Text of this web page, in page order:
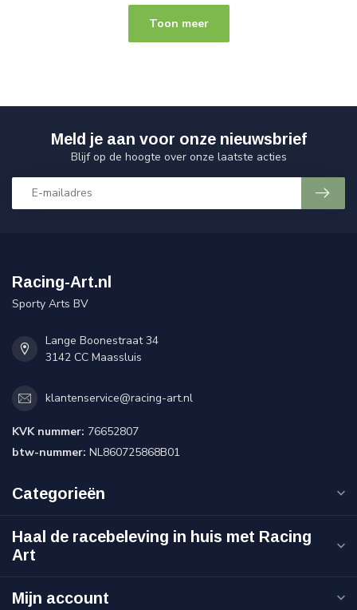
Toon meer
Meld je aan voor onze nieuwsbrief
Blijf op de hoogte over onze laatste acties
Racing-Art.nl
Sporty Arts BV
Lange Boonestraat 34
3142 CC Maassluis
klantenservice@racing-art.nl
KVK nummer: 76652807
btw-nummer: NL860725868B01
Categorieën
Haal de racebeleving in huis met Racing
Art
Mijn account